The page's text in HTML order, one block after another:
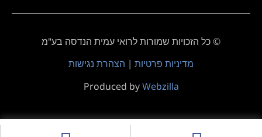
©כל הזכויות שמורות לרואי עמית הנדסה בע"מ
מדיניות פרטיות | הצהרת נגישות
Produced byWebzilla